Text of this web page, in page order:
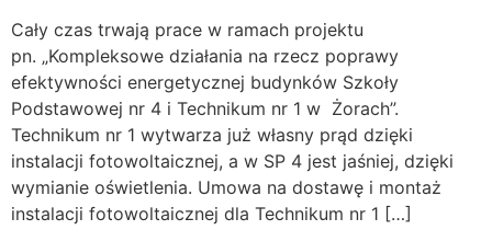
Cały czas trwają prace w ramach projektu
pn. „Kompleksowe działania na rzecz poprawy
efektywności energetycznej budynków Szkoły
Podstawowej nr 4 i Technikum nr 1 w Żorach”.
Technikum nr 1 wytwarza już własny prąd dzięki
instalacji fotowoltaicznej, a w SP 4 jest jaśniej, dzięki
wymianie oświetlenia. Umowa na dostawę i montaż
instalacji fotowoltaicznej dla Technikum nr 1 […]